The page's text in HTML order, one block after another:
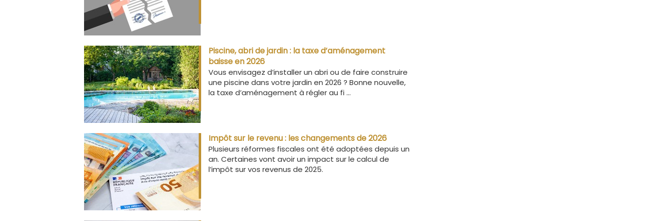
Piscine, abri de jardin : la taxe d’aménagement
baisse en 2026
Vous envisagez d’installer un abri ou de faire construire
une piscine dans votre jardin en 2026 ? Bonne nouvelle,
la taxe d’aménagement à régler au fi ...
Impôt sur le revenu : les changements de 2026
Plusieurs réformes fiscales ont été adoptées depuis un
an. Certaines vont avoir un impact sur le calcul de
l’impôt sur vos revenus de 2025.